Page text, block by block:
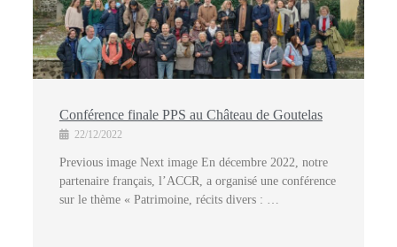
Conférence finale PPS au Château de Goutelas
22/12/2022
Previous image Next image En décembre 2022, notre
partenaire français, l’ACCR, a organisé une conférence
sur le thème « Patrimoine, récits divers : …